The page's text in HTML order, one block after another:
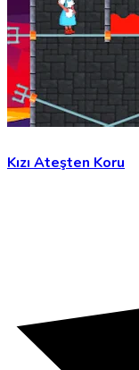
Kızı Ateşten Koru